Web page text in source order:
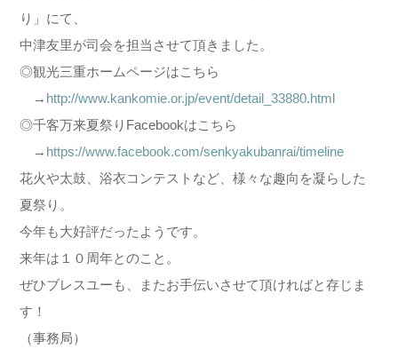
り」にて、
中津友里が司会を担当させて頂きました。
◎観光三重ホームページはこちら
→ http://www.kankomie.or.jp/event/detail_33880.html
◎千客万来夏祭りFacebookはこちら
→ https://www.facebook.com/senkyakubanrai/timeline
花火や太鼓、浴衣コンテストなど、様々な趣向を凝らした
夏祭り。
今年も大好評だったようです。
来年は１０周年とのこと。
ぜひブレスユーも、またお手伝いさせて頂ければと存じま
す！
（事務局）